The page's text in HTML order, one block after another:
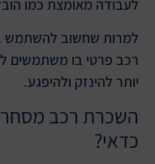
לעבודה מאומצת כמו
למרות שחשוב להשתמש
רכב פרטי בו משתמשים
יותר להינזק ולהיפגע.
השכרת רכב
כדאי?